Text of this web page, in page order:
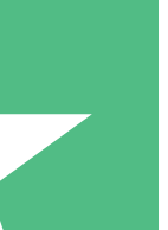
maandelijkse